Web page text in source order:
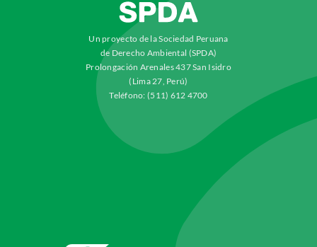
Un proyecto de la Sociedad Peruana
de Derecho Ambiental (SPDA)
Prolongación Arenales 437 San Isidro
(Lima 27, Perú)
Teléfono: (511) 612 4700